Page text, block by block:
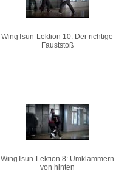
WingTsun-Lektion 10: Der richtige
Fauststoß
WingTsun-Lektion 8: Umklammern
von hinten